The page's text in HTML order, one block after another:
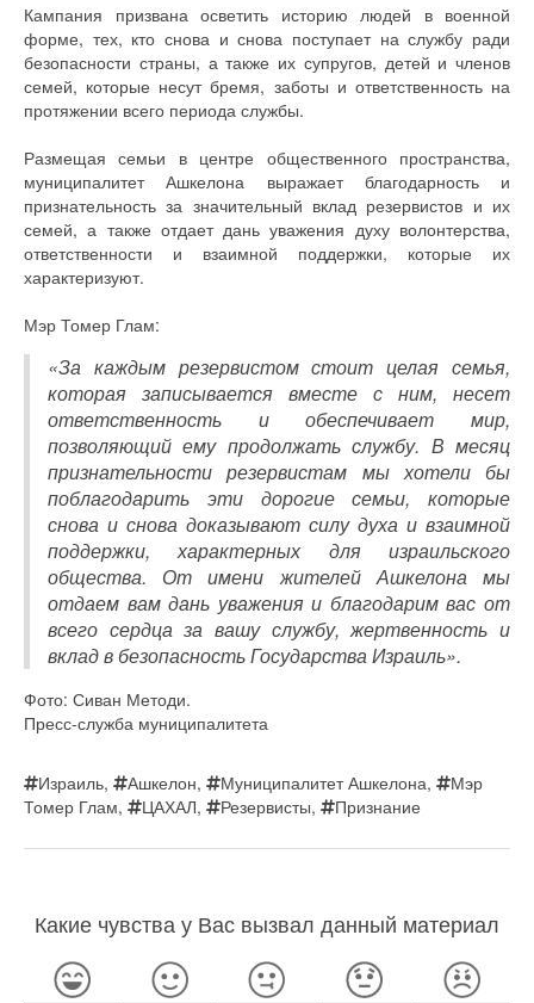
Кампания призвана осветить историю людей в военной
форме, тех, кто снова и снова поступает на службу ради
безопасности страны, а также их супругов, детей и членов
семей, которые несут бремя, заботы и ответственность на
протяжении всего периода службы.
Размещая семьи в центре общественного пространства,
муниципалитет Ашкелона выражает благодарность и
признательность за значительный вклад резервистов и их
семей, а также отдает дань уважения духу волонтерства,
ответственности и взаимной поддержки, которые их
характеризуют.
Мэр Томер Глам:
«За каждым резервистом стоит целая семья,
которая записывается вместе с ним, несет
ответственность и обеспечивает мир,
позволяющий ему продолжать службу. В месяц
признательности резервистам мы хотели бы
поблагодарить эти дорогие семьи, которые
снова и снова доказывают силу духа и взаимной
поддержки, характерных для израильского
общества. От имени жителей Ашкелона мы
отдаем вам дань уважения и благодарим вас от
всего сердца за вашу службу, жертвенность и
вклад в безопасность Государства Израиль».
Фото: Сиван Методи.
Пресс-служба муниципалитета
Израиль, Ашкелон, Муниципалитет Ашкелона,
Мэр
Томер Глам, ЦАХАЛ, Резервисты, Признание
Какие чувства у Вас вызвал данный материал